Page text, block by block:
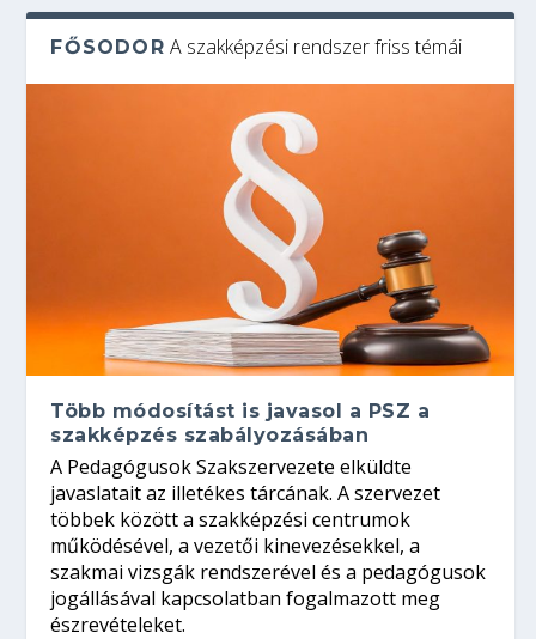
FŐSODOR A szakképzési rendszer friss témái
Több módosítást is javasol a PSZ a
szakképzés szabályozásában
A Pedagógusok Szakszervezete elküldte
javaslatait az illetékes tárcának. A szervezet
többek között a szakképzési centrumok
működésével, a vezetői kinevezésekkel, a
szakmai vizsgák rendszerével és a pedagógusok
jogállásával kapcsolatban fogalmazott meg
észrevételeket.